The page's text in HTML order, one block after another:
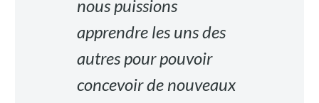
nous puissions
apprendre les uns des
autres pour pouvoir
concevoir de nouveaux